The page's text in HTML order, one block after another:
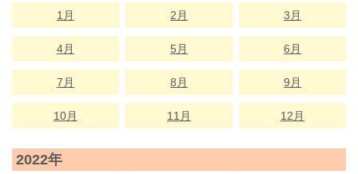
1月 2月 3月
4月 5月 6月
7月 8月 9月
10月 11月 12月
2022年